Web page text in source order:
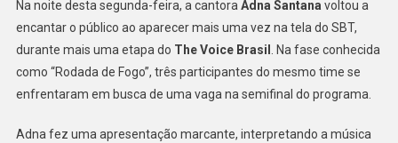
APRESENTAÇÃO
EMOCIONANTE
ADNA
SANTANA
ENCERRA
NO
Na noite desta segunda-feira, a cantora Adna Santana voltou a
encantar o público ao aparecer mais uma vez na tela do SBT,
durante mais uma etapa do The Voice Brasil
. Na fase conhecida
como “Rodada de Fogo”, três participantes do mesmo time se
enfrentaram em busca de uma vaga na semifinal do programa.
Adna fez uma apresentação marcante, interpretando a música